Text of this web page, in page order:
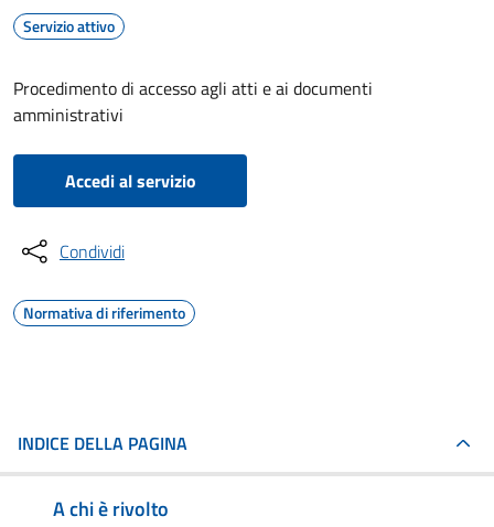
Servizio attivo
Procedimento di accesso agli atti e ai documenti
amministrativi
Accedi al servizio
Condividi
Normativa di riferimento
INDICE DELLA PAGINA
A chi è rivolto